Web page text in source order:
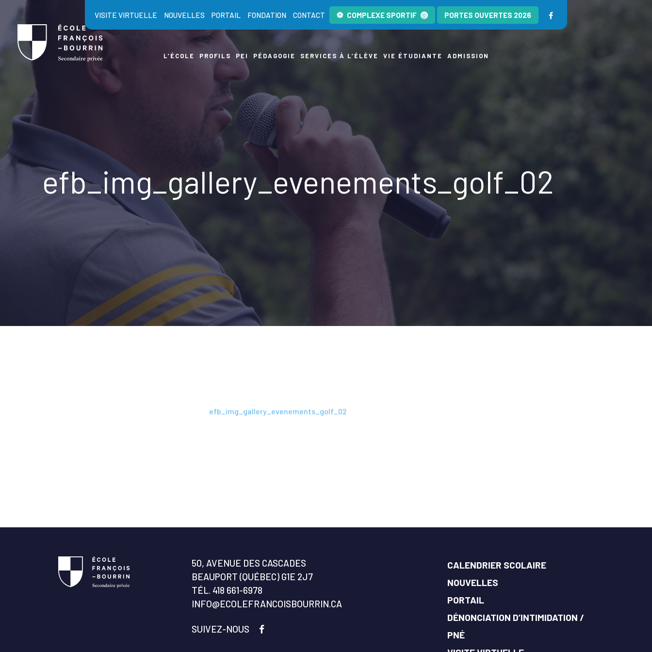
VISITE VIRTUELLE NOUVELLES PORTAIL FONDATION CONTACT COMPLEXE SPORTIF PORTES OUVERTES 2026
L’ÉCOLE PROFILS PEI PÉDAGOGIE SERVICES À L’ÉLÈVE VIE ÉTUDIANTE ADMISSION
efb_img_gallery_evenements_golf_02
efb_img_gallery_evenements_golf_02
50, AVENUE DES CASCADES
BEAUPORT (QUÉBEC) G1E 2J7
TÉL. 418 661-6978
INFO@ECOLEFRANCOISBOURRIN.CA
SUIVEZ-NOUS
CALENDRIER SCOLAIRE
NOUVELLES
PORTAIL
DÉNONCIATION D’INTIMIDATION /
PNÉ